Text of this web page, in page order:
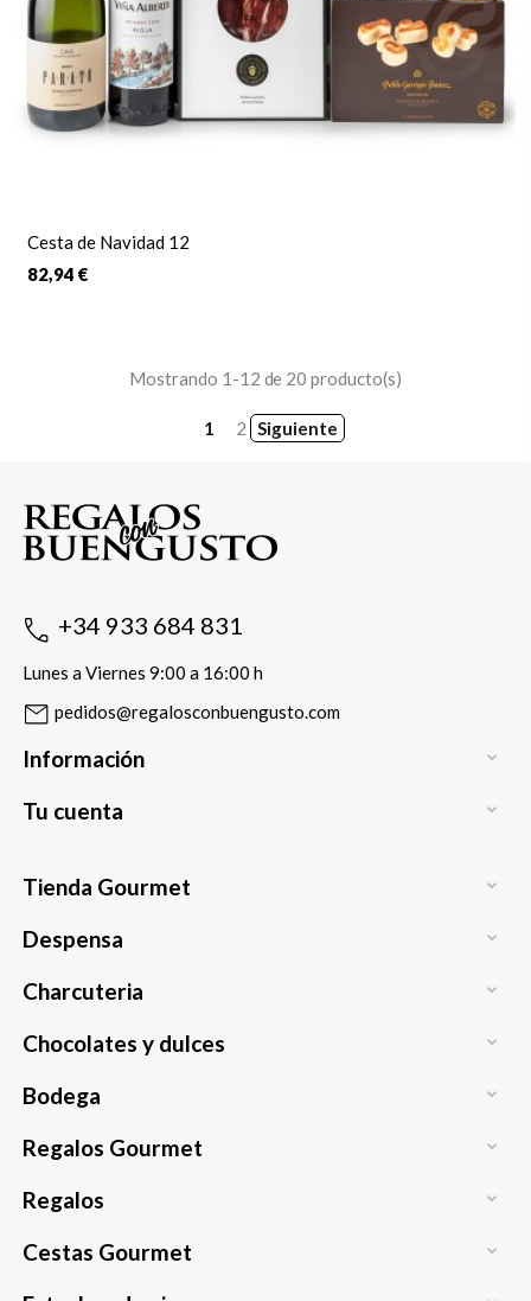
Cesta de Navidad 12
82,94 €
Mostrando 1-12 de 20 producto(s)
1 2 Siguiente
+34 933 684 831
Lunes a Viernes 9:00 a 16:00 h
pedidos@regalosconbuengusto.com
Información 
Tu cuenta 
Tienda Gourmet 
Despensa 
Charcuteria 
Chocolates y dulces 
Bodega 
Regalos Gourmet 
Regalos 
Cestas Gourmet 